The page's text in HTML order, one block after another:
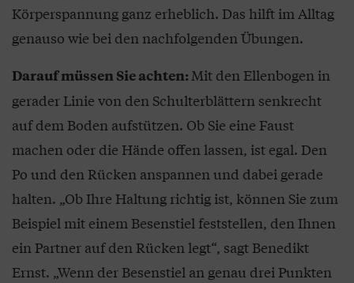
Körperspannung ganz erheblich. Das hilft im Alltag
genauso wie bei den nachfolgenden Übungen.
Darauf müssen Sie achten:Mit den Ellenbogen in
gerader Linie von den Schulterblättern senkrecht
auf dem Boden aufstützen. Ob Sie eine Faust
machen oder die Hände offen lassen, ist egal. Den
Po und den Rücken anspannen und dabei gerade
halten. „Ob Ihre Haltung richtig ist, können Sie zum
Beispiel mit einem Besenstiel feststellen, den Ihnen
ein Partner auf den Rücken legt“, sagt Benedikt
Ernst. „Wenn der Besenstiel an genau drei Punkten